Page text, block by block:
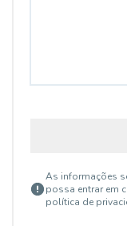
As informações
possa entrar em
política de